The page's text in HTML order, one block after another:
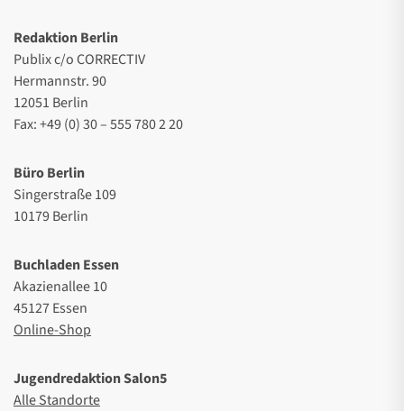
Redaktion Berlin
Publix c/o CORRECTIV
Hermannstr. 90
12051 Berlin
Fax: +49 (0) 30 – 555 780 2 20
Büro Berlin
Singerstraße 109
10179 Berlin
Buchladen Essen
Akazienallee 10
45127 Essen
Online-Shop
Jugendredaktion Salon5
Alle Standorte